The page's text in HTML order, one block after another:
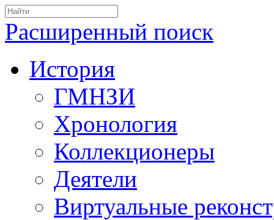
Расширенный поиск
История
ГМНЗИ
Хронология
Коллекционеры
Деятели
Виртуальные